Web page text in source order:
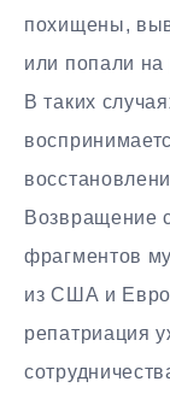
похищены,
или попали на
В таких
Возвращение
фрагментов
из США и
репатриация